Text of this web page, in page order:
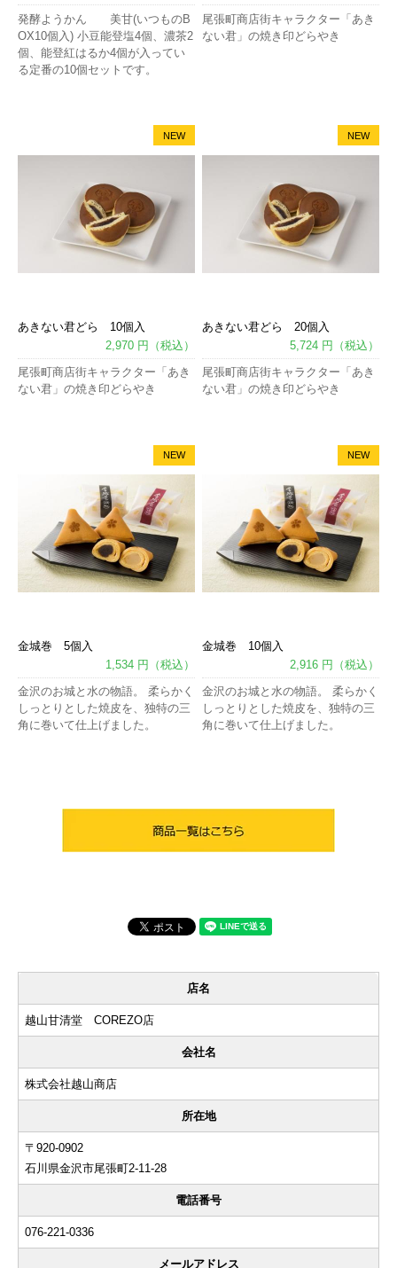
発酵ようかん 美甘(いつものB
OX10個入) 小豆能登塩4個、濃茶2
個、能登紅はるか4個が入ってい
る定番の10個セットです。
尾張町商店街キャラクター「あき
ない君」の焼き印どらやき
NEW
あきない君どら 10個入
2,970 円（税込）
尾張町商店街キャラクター「あき
ない君」の焼き印どらやき
NEW
あきない君どら 20個入
5,724 円（税込）
尾張町商店街キャラクター「あき
ない君」の焼き印どらやき
NEW
金城巻 5個入
1,534 円（税込）
金沢のお城と水の物語。 柔らかく
しっとりとした焼皮を、独特の三
角に巻いて仕上げました。
NEW
金城巻 10個入
2,916 円（税込）
金沢のお城と水の物語。 柔らかく
しっとりとした焼皮を、独特の三
角に巻いて仕上げました。
店名
越山甘清堂 COREZO店
会社名
株式会社越山商店
所在地
〒920-0902
石川県金沢市尾張町2-11-28
電話番号
076-221-0336
メールアドレス